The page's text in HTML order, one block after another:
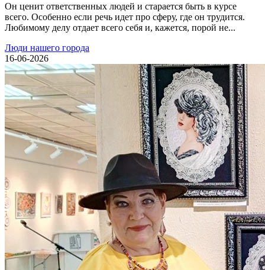
Он ценит ответственных людей и старается быть в курсе
всего. Особенно если речь идет про сферу, где он трудится.
Любимому делу отдает всего себя и, кажется, порой не...
Люди нашего города
16-06-2026